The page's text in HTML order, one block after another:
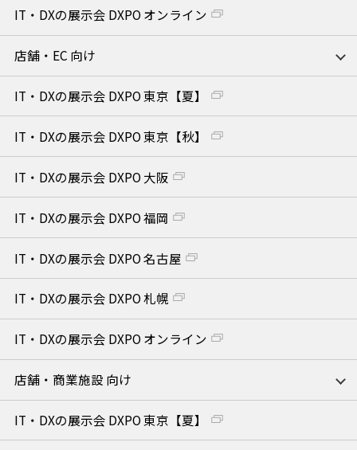
IT・DXの展示会 DXPO オンライン
店舗・EC 向け
IT・DXの展示会 DXPO 東京【夏】
IT・DXの展示会 DXPO 東京【秋】
IT・DXの展示会 DXPO 大阪
IT・DXの展示会 DXPO 福岡
IT・DXの展示会 DXPO 名古屋
IT・DXの展示会 DXPO 札幌
IT・DXの展示会 DXPO オンライン
店舗・商業施設 向け
IT・DXの展示会 DXPO 東京【夏】